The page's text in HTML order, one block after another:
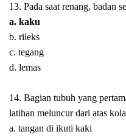
13. Pada saat renang, badan
a. kaku
b. rileks
c. tegang
d. lemas
14. Bagian tubuh yang
latihan meluncur dari atas
a. tangan di ikuti kaki